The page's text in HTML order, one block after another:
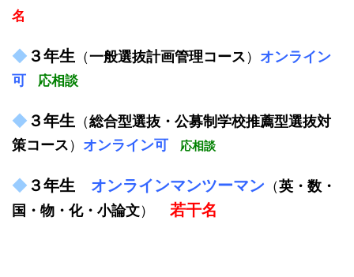
名
◆ ３年生 （一般選抜計画管理コース ） オンライン
可
応相談
◆ ３年生 （総合型選抜・公募制学校推薦型選抜対
策コース ） オンライン可 応相談
◆ ３年生 オンラインマンツーマン （英・数・
国・物・化・小論文） 若干名